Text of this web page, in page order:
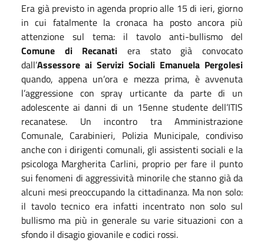
Era già previsto in agenda proprio alle 15 di ieri, giorno
in cui fatalmente la cronaca ha posto ancora più
attenzione sul tema: il tavolo anti-bullismo del
Comune di Recanati era stato già convocato
dall’Assessore ai Servizi Sociali Emanuela Pergolesi
quando, appena un’ora e mezza prima, è avvenuta
l’aggressione con spray urticante da parte di un
adolescente ai danni di un 15enne studente dell’ITIS
recanatese. Un incontro tra Amministrazione
Comunale, Carabinieri, Polizia Municipale, condiviso
anche con i dirigenti comunali, gli assistenti sociali e la
psicologa Margherita Carlini, proprio per fare il punto
sui fenomeni di aggressività minorile che stanno già da
alcuni mesi preoccupando la cittadinanza. Ma non solo:
il tavolo tecnico era infatti incentrato non solo sul
bullismo ma più in generale su varie situazioni con a
sfondo il disagio giovanile e codici rossi.